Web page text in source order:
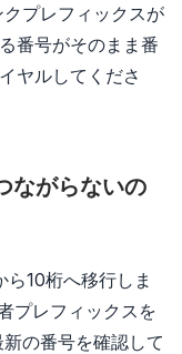
プレフィックスが
番号がそのまま番
ヤルしてくださ
ながらないの
10桁へ移行しま
プレフィックスを
の番号を確認して